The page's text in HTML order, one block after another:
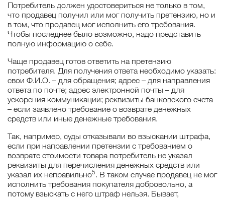
Потребитель должен удостовериться не только в том,
что продавец получил или мог получить претензию, но и
в том, что продавец мог исполнить его требования.
Чтобы последнее было возможно, надо представить
полную информацию о себе.
Чаще продавец готов ответить на претензию
потребителя. Для получения ответа необходимо указать:
свои Ф.И.О. – для обращения; адрес – для направления
ответа по почте; адрес электронной почты – для
ускорения коммуникации; реквизиты банковского счета
– если заявлено требование о возврате денежных
средств или иные денежные требования.
Так, например, суды отказывали во взыскании штрафа,
если при направлении претензии с требованием о
возврате стоимости товара потребитель не указал
реквизиты для перечисления денежных средств или
указал их неправильно5. В таком случае продавец не мог
исполнить требования покупателя добровольно, а
потому взыскать с него штраф нельзя. Бывает,